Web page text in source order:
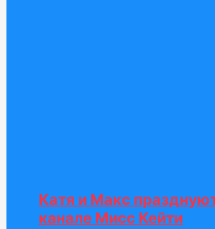
Катя и Макс
канале Мисс Кейти